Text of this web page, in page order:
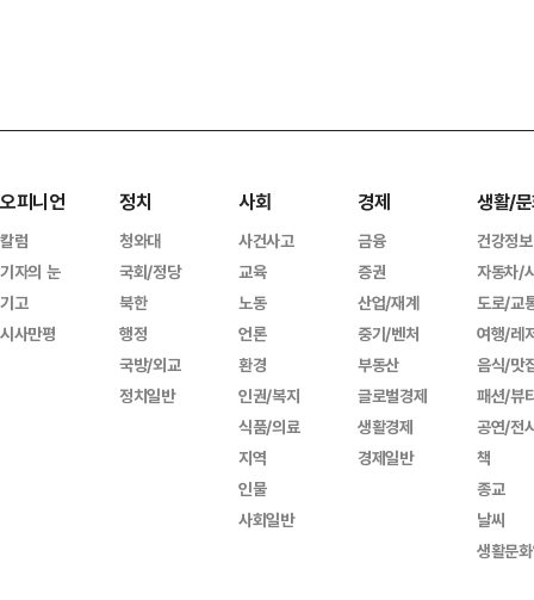
오피니언
칼럼
기자의 눈
기고
시사만평
정치
청와대
국회/정당
북한
행정
국방/외교
정치일반
사회
사건사고
교육
노동
언론
환경
인권/복지
식품/의료
지역
인물
사회일반
경제
금융
증권
산업/재계
중기/벤처
부동산
글로벌경제
생활경제
경제일반
생활/
건강정보
자동차/
도로/교
여행/레
음식/맛
패션/뷰
공연/전
책
종교
날씨
생활문